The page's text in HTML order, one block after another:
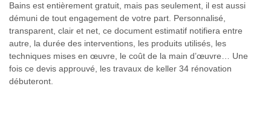
Bains est entièrement gratuit, mais pas seulement, il est aussi
démuni de tout engagement de votre part. Personnalisé,
transparent, clair et net, ce document estimatif notifiera entre
autre, la durée des interventions, les produits utilisés, les
techniques mises en œuvre, le coût de la main d’œuvre… Une
fois ce devis approuvé, les travaux de keller 34 rénovation
débuteront.